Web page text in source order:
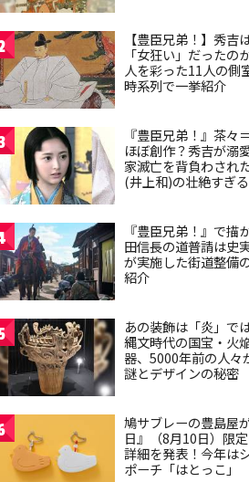
【豊臣兄弟！】秀吉
「女狂い」だったの
人を彩った11人の側
時系列で一挙紹介
『豊臣兄弟！』茶々
ほぼ創作？秀吉が溺
家滅亡を背負わされ
(井上和)の壮絶すぎ
『豊臣兄弟！』で描
田信長の道普請は史
が実施した街道整備
紹介
あの装飾は「炎」で
縄文時代の国宝・火
器、5000年前の人々
謎とデザインの秘密
鳩サブレーの豊島屋
日』（8月10日）限
詳細を発表！今年は
ポーチ「はとっこ」